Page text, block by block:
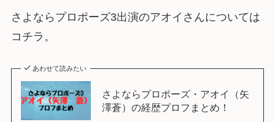
さよならプロポーズ3出演のアオイさんについては
コチラ。
あわせて読みたい
さよならプロポーズ・アオイ（矢
澤蒼）の経歴プロフまとめ！